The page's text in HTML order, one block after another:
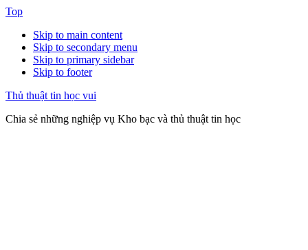
Top
Skip to main content
Skip to secondary menu
Skip to primary sidebar
Skip to footer
Thủ thuật tin học vui
Chia sẻ những nghiệp vụ Kho bạc và thủ thuật tin học